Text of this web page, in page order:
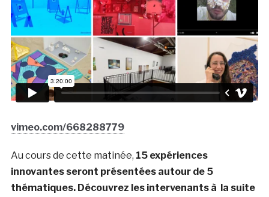
vimeo.com/668288779
Au cours de cette matinée, 15 expériences
innovantes seront présentées autour de 5
thématiques. Découvrez les intervenants à la suite